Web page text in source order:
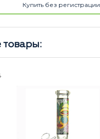
Купить без регистрации
товары: